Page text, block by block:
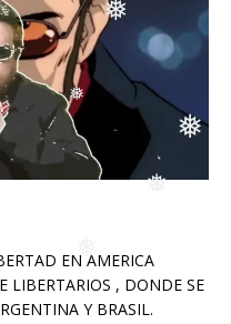
❅
❅
EN AMERICA
LIBERTARIOS , DONDE SE
Y BRASIL.